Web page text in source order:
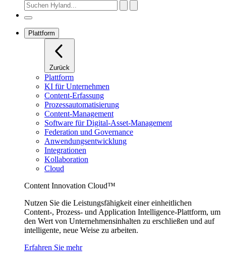
Plattform
Zurück
Plattform
KI für Unternehmen
Content-Erfassung
Prozessautomatisierung
Content-Management
Software für Digital-Asset-Management
Federation und Governance
Anwendungsentwicklung
Integrationen
Kollaboration
Cloud
Content Innovation Cloud™
Nutzen Sie die Leistungsfähigkeit einer einheitlichen
Content-, Prozess- und Application Intelligence-Plattform, um
den Wert von Unternehmensinhalten zu erschließen und auf
intelligente, neue Weise zu arbeiten.
Erfahren Sie mehr